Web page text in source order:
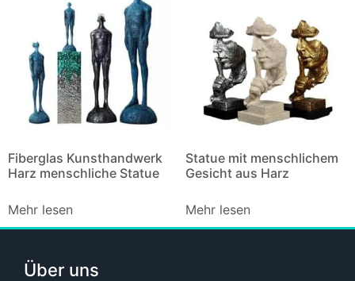
Fiberglas Kunsthandwerk
Harz menschliche Statue
Mehr lesen
Statue mit menschlichem
Gesicht aus Harz
Mehr lesen
Über uns